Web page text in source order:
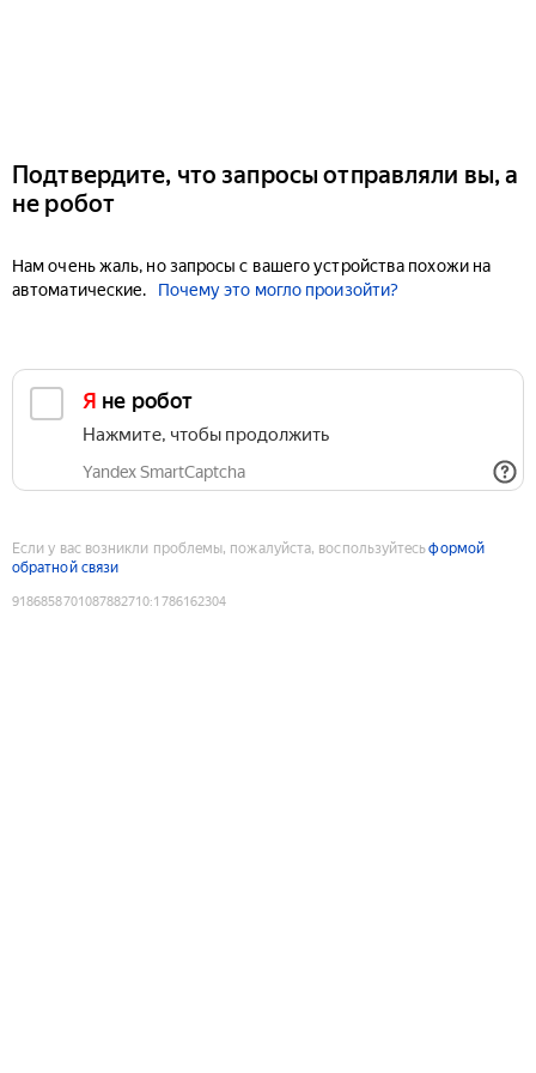
Подтвердите, что запросы отправляли вы, а
не робот
Нам очень жаль, но запросы с вашего устройства похожи на
автоматические.
Почему это могло произойти?
Я не робот
Нажмите, чтобы продолжить
Yandex SmartCaptcha
Если у вас возникли проблемы, пожалуйста, воспользуйтесьформой
обратной связи
9186858701087882710:1786162304